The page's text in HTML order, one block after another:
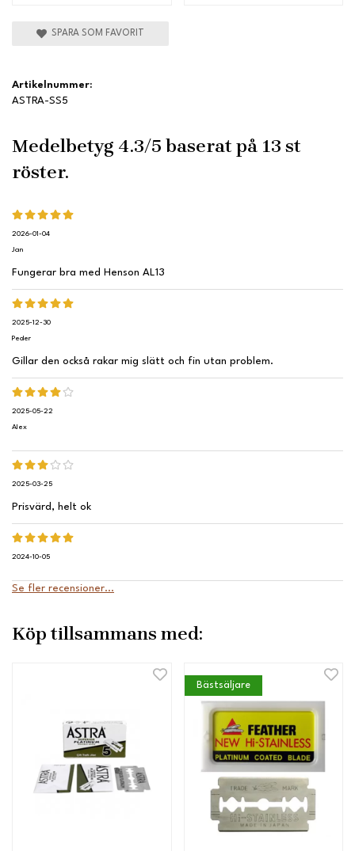
SPARA SOM FAVORIT
Artikelnummer:
ASTRA-SS5
Medelbetyg 4.3/5 baserat på 13 st
röster.
2026-01-04
Jan
Fungerar bra med Henson AL13
2025-12-30
Peder
Gillar den också rakar mig slätt och fin utan problem.
2025-05-22
Alex
2025-03-25
Prisvärd, helt ok
2024-10-05
Se fler recensioner...
Köp tillsammans med:
Bästsäljare